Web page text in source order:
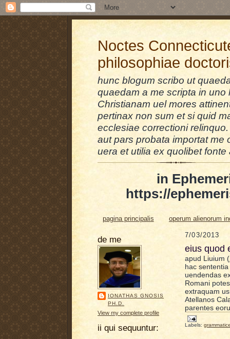
Noctes
philosophiae
hunc blogum scribo ut
quaedam a me scripta in
Christianam uel mores
pertinax non sum et si quid
ecclesiae correctioni
aut pars probata importat me
uera et utilia ex quolibet fonte
in
https://
pagina principalis operum alienorum
de me
IONATHAS GNOSIS
PH.D.
View my complete profile
ii qui sequuntur:
7/03/2013
eius quod
apud Liuium (
hac
uendendas
Romani
extraquam
Atellanos
parentes
Labels: